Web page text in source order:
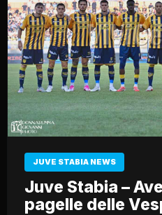
JUVE STABIA NEWS
Juve Stabia –
pagelle delle